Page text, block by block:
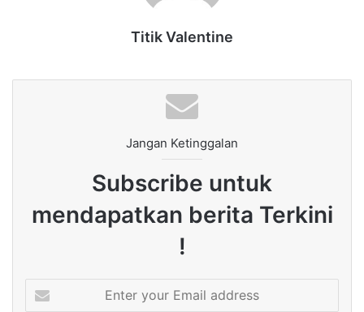
Titik Valentine
Jangan Ketinggalan
Subscribe untuk
mendapatkan berita Terkini
!
your